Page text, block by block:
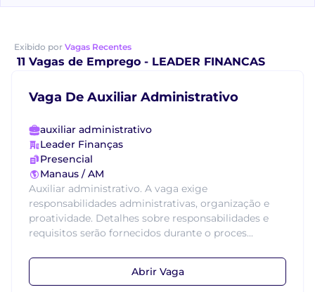
Exibido por Vagas Recentes
11 Vagas de Emprego - LEADER FINANCAS
Vaga De Auxiliar Administrativo
auxiliar administrativo
Leader Finanças
Presencial
Manaus / AM
Auxiliar administrativo. A vaga exige
responsabilidades administrativas, organização e
proatividade. Detalhes sobre responsabilidades e
requisitos serão fornecidos durante o proces...
Abrir Vaga